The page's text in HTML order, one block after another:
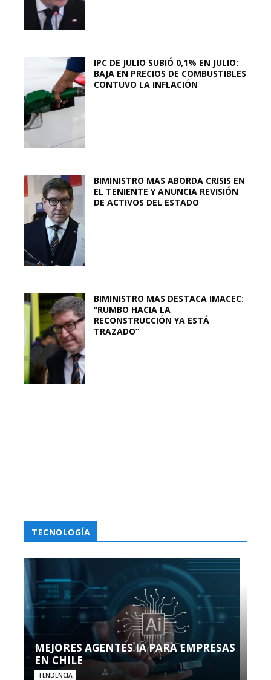
IPC DE JULIO SUBIÓ 0,1% EN JULIO:
BAJA EN PRECIOS DE COMBUSTIBLES
CONTUVO LA INFLACIÓN
BIMINISTRO MAS ABORDA CRISIS EN
EL TENIENTE Y ANUNCIA REVISIÓN
DE ACTIVOS DEL ESTADO
BIMINISTRO MAS DESTACA IMACEC:
“RUMBO HACIA LA
RECONSTRUCCIÓN YA ESTÁ
TRAZADO”
TECNOLOGÍA
MEJORES AGENTES IA PARA EMPRESAS
EN CHILE
TENDENCIA